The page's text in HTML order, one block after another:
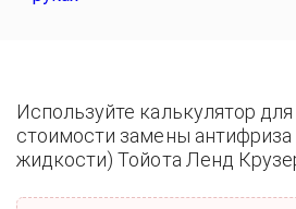
Используйте калькулятор для
стоимости замены
жидкости) Тойота Ленд